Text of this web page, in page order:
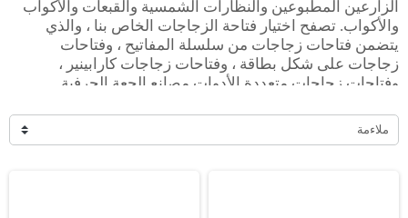
الزارعين المطبوعين والنظارات الشمسية والقبعات والأكواب
والأكواب. تصفح اختيار فتاحة الزجاجات الخاص بنا ، والذي
يتضمن فتاحات زجاجات من سلسلة المفاتيح ، وفتاحات
زجاجات على شكل بطاقة ، وفتاحات زجاجات كارابينير ،
وفتاحات زجاجات متعددة الأدوات مصانع الجعة الحرفية .
منتج بالجملة لمصانع الجعة:اكتشف هدايا رائعة تناسب مختلف
الأحداث، مثل الافتتاحيات الكبرى لمصانع الجعة أو مهرجانات
البيرة، بأسعار اقتصادية.
ملاءمة